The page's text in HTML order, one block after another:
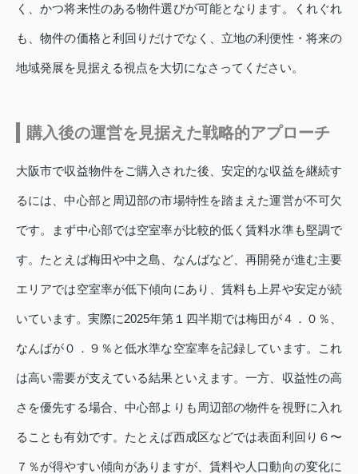
く、かつ将来性のある物件選びが可能となります。くれぐれ
も、物件の価格と利回りだけでなく、立地の利便性・将来の
地域発展を見据える視点を大切になさってください。
購入後の運営を見据えた戦略的アプローチ
大阪市で収益物件をご購入された後、安定的な収益を継続す
るには、中心部と周辺部の市場特性を踏まえた運営が不可欠
です。まず中心部では空室率が比較的低く賃料水準も堅調で
す。たとえば梅田や中之島、なんばなど、再開発が進む主要
エリアでは空室率が低下傾向にあり、賃料も上昇や安定が続
いています。実際に2025年第１四半期では梅田が４．０％、
なんばが０．９％と低水準な空室率を記録しています。これ
は高い需要が支えている結果といえます。一方、収益性の高
さを優先する場合、中心部よりも周辺部の物件を視野に入れ
ることも有効です。たとえば西成区などでは表面利回り６〜
７％が得やすい傾向がありますが、賃料や人口動向の変化に